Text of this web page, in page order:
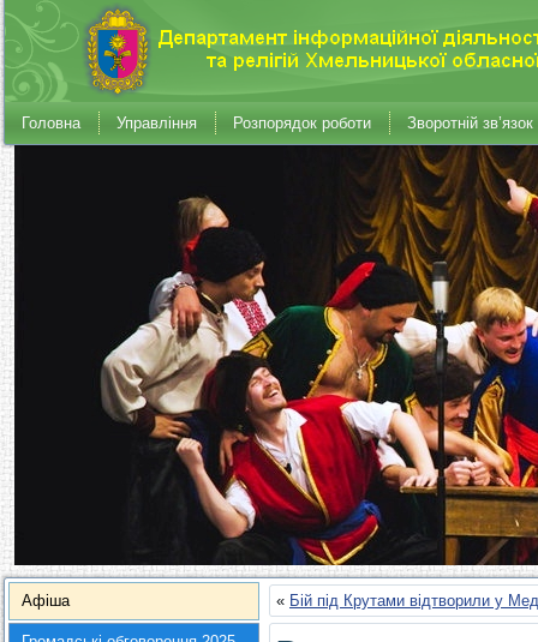
Головна Управління Розпорядок роботи Зворотній зв’язок
Афіша « Бій під Крутами відтворили у